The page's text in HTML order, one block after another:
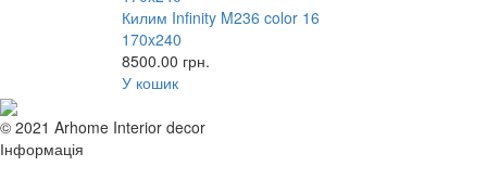
Килим Infinity M236 color 16
170x240
8500.00 грн.
У кошик
© 2021 Arhome Interior decor
Інформація